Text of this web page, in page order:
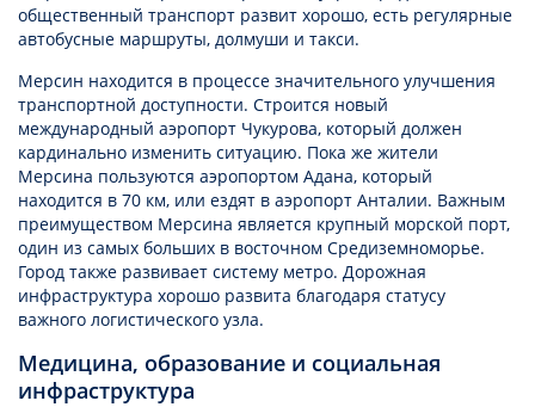
общественный транспорт развит хорошо, есть регулярные
автобусные маршруты, долмуши и такси.
Мерсин находится в процессе значительного улучшения
транспортной доступности. Строится новый
международный аэропорт Чукурова, который должен
кардинально изменить ситуацию. Пока же жители
Мерсина пользуются аэропортом Адана, который
находится в 70 км, или ездят в аэропорт Анталии. Важным
преимуществом Мерсина является крупный морской порт,
один из самых больших в восточном Средиземноморье.
Город также развивает систему метро. Дорожная
инфраструктура хорошо развита благодаря статусу
важного логистического узла.
Медицина, образование и социальная
инфраструктура